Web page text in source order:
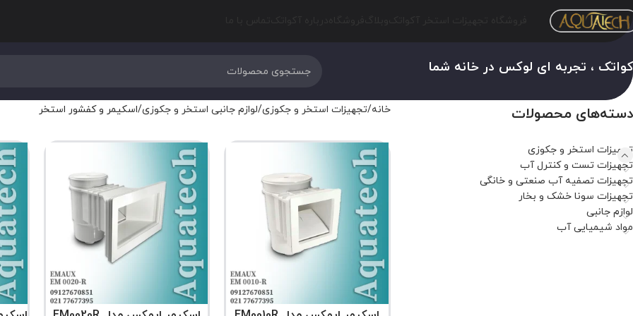
، تجربه ای لوکس در خانه شما
دسته‌های محصولات
تجهیزات استخر و جکوزی
تجهیزات تست و کنترل آب
تجهیزات تصفیه آب صنعتی و خانگی
تجهیزات سونا خشک و بخار
لوازم جانبی
مواد شیمیایی آب
خانه تجهیزات استخر و جکوزی لوازم جانبی استخر و جکوزی اسکیمر و کفشور استخر